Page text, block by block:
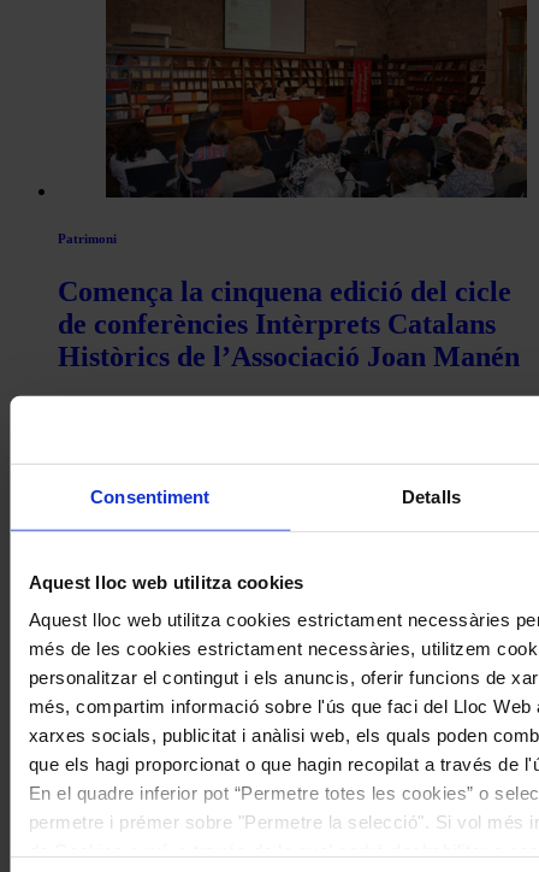
Consentiment Detalls
Aquest lloc web utilitza cookies
Aquest lloc web utilitza cookies estrictament necessàries
més de les cookies estrictament necessàries, utilitzem
personalitzar el contingut i els anuncis, oferir funcions de
més, compartim informació sobre l'ús que faci del Lloc Web
xarxes socials, publicitat i anàlisi web, els quals poden
que els hagi proporcionat o que hagin recopilat a través de
En el quadre inferior pot “Permetre totes les cookies” o
permetre i prémer sobre "Permetre la selecció". Si vol més
Patrimoni
Comença la cinquena edició del cicle
de conferències Intèrprets Catalans
Històrics de l’Associació Joan Manén
Coneix la nostra publicació
I gaudeix a més dels següents descomptes:
Descomptes a altres cicles de concerts col·laboradors